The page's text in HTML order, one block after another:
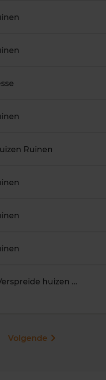
Ruinen
Oldenhave, Ruinen, Verspreide huizen Ruinen
Volgende